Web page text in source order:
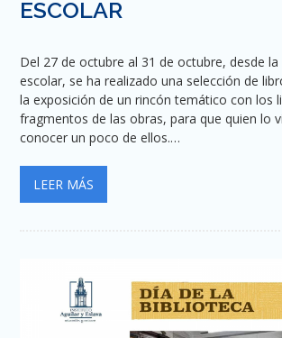
ESCOLAR
Del 27 de octubre al 31 de octubre, desde
escolar, se ha realizado una selección de
la exposición de un rincón temático con los
fragmentos de las obras, para que quien lo
conocer un poco de ellos.…
LEER MÁS